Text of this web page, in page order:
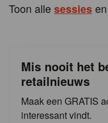
Toon allesessiesen
Mis nooit het
retailnieuws
Maak een GRATIS
interessant vindt.